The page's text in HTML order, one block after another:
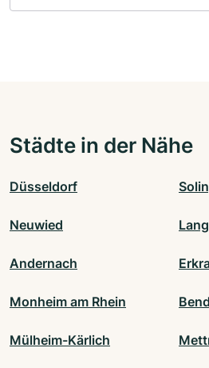
Städte in der Nähe
Düsseldorf
Neuwied
Andernach
Monheim am Rhein
Mülheim-Kärlich